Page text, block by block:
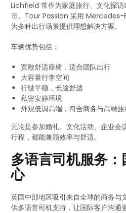
Lichfield 常作为家庭旅行、文化探
市。Tour Passion 采用 Mercedes-
为多种出行场景提供理想解决方案。
车辆优势包括：
宽敞舒适座椅，适合团队出行
大容量行李空间
行驶平稳，长途舒适
私密安静环境
外观低调高端，符合商务与高端
无论是参加婚礼、文化活动、企业会
行程，都能兼顾效率与舒适。
多语言司机服务
心
英国中部地区吸引来自全球的商务
供多语言司机支持，让国际客户沟通